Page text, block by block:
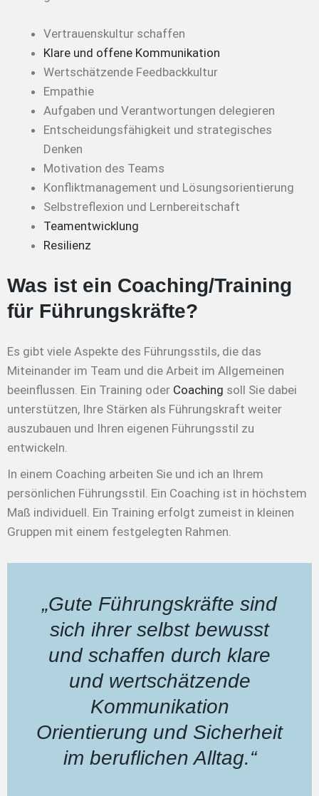
Vertrauenskultur schaffen
Klare und offene Kommunikation
Wertschätzende Feedbackkultur
Empathie
Aufgaben und Verantwortungen delegieren
Entscheidungsfähigkeit und strategisches
Denken
Motivation des Teams
Konfliktmanagement und Lösungsorientierung
Selbstreflexion und Lernbereitschaft
Teamentwicklung
Resilienz
Was ist ein Coaching/Training
für Führungskräfte?
Es gibt viele Aspekte des Führungsstils, die das
Miteinander im Team und die Arbeit im Allgemeinen
beeinflussen. Ein Training oder Coaching soll Sie dabei
unterstützen, Ihre Stärken als Führungskraft weiter
auszubauen und Ihren eigenen Führungsstil zu
entwickeln.
In einem Coaching arbeiten Sie und ich an Ihrem
persönlichen Führungsstil. Ein Coaching ist in höchstem
Maß individuell. Ein Training erfolgt zumeist in kleinen
Gruppen mit einem festgelegten Rahmen.
„Gute Führungskräfte sind
sich ihrer selbst bewusst
und schaffen durch klare
und wertschätzende
Kommunikation
Orientierung und Sicherheit
im beruflichen Alltag.“